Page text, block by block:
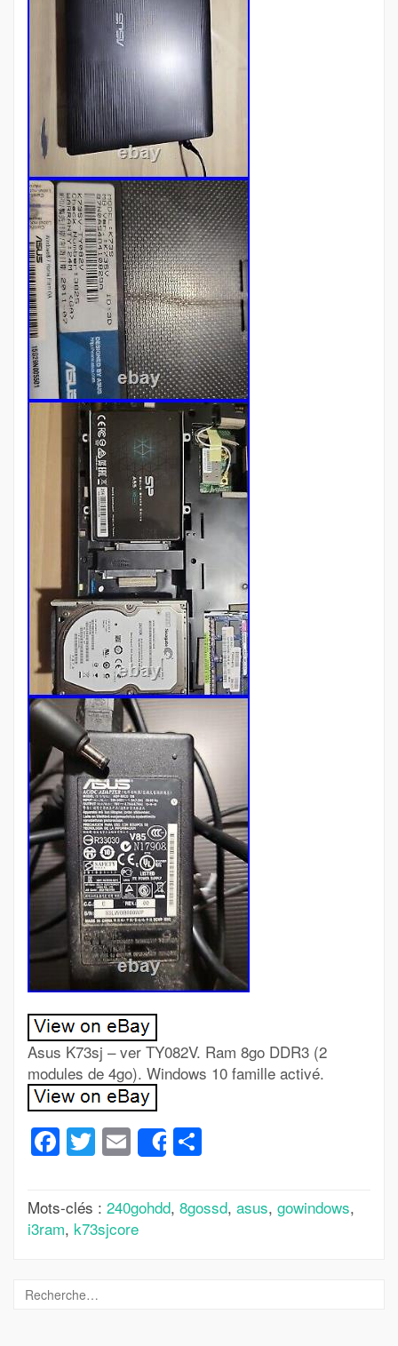
Asus K73sj – ver TY082V. Ram 8go DDR3 (2
modules de 4go). Windows 10 famille activé.
Facebook
Twitter
Email
Share
Mots-clés : 240gohdd, 8gossd, asus, gowindows,
i3ram, k73sjcore